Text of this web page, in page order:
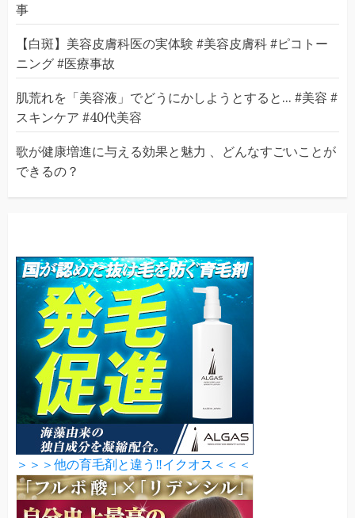
事
【白斑】美容皮膚科医の実体験 #美容皮膚科 #ピコトー
ニング #医療事故
肌荒れを「美容液」でどうにかしようとすると... #美容 #
スキンケア #40代美容
歌が健康増進に与える効果と魅力 、どんなすごいことが
できるの？
＞＞＞他の育毛剤と違う‼イクオス＜＜＜